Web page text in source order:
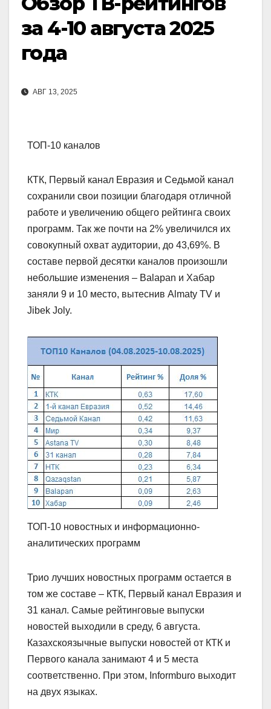
за 4-10 августа 2025
года
АВГ 13, 2025
ТОП-10 каналов
КТК, Первый канал Евразия и Седьмой канал
сохранили свои позиции благодаря отличной
работе и увеличению общего рейтинга своих
программ. Так же почти на 2% увеличился их
совокупный охват аудитории, до 43,69%. В
составе первой десятки каналов произошли
небольшие изменения – Balapan и Хабар
заняли 9 и 10 место, вытеснив Almaty TV и
Jibek Joly.
ТОП-10 новостных и информационно-
аналитических программ
Трио лучших новостных программ остается в
том же составе – КТК, Первый канал Евразия и
31 канал. Самые рейтинговые выпуски
новостей выходили в среду, 6 августа.
Казахскоязычные выпуски новостей от КТК и
Первого канала занимают 4 и 5 места
соответственно. При этом, Informburo выходит
на двух языках.